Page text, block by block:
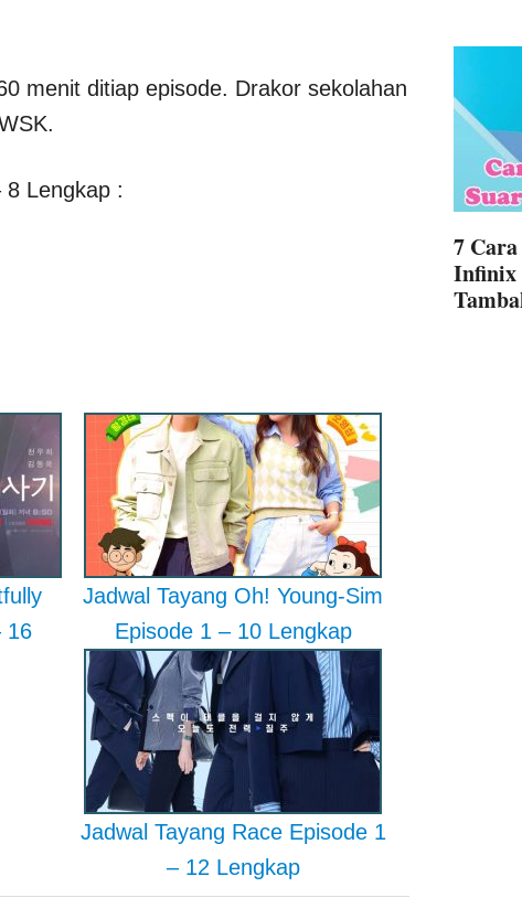
menit ditiap episode. Drakor sekolahan
8 Lengkap :
16
Jadwal Tayang Oh! Young-Sim
Episode 1 – 10 Lengkap
Jadwal Tayang Race Episode 1
– 12 Lengkap
7
Infinix